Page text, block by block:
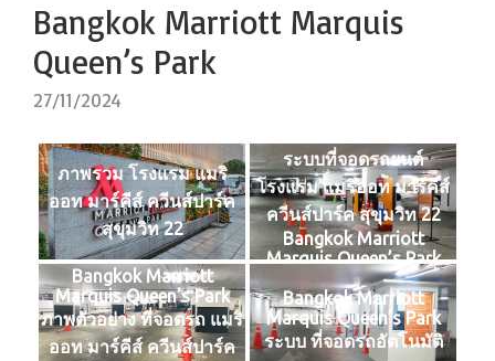
Bangkok Marriott Marquis
Queen’s Park
27/11/2024
ภาพรวม โรงแรม แมริ
ออท มาร์คีส์ ควีนส์ปาร์ค
สุขุมวิท 22
ระบบที่จอดรถยนต์
โรงแรม แมริออท มาร์คีส์
ควีนส์ปาร์ค สุขุมวิท 22
Bangkok Marriott
Marquis Queen’s Park
Sukhumvit 22
Bangkok Marriott
Marquis Queen’s Park
ภาพตัวอย่าง ที่จอดรถ แมริ
ออท มาร์คีส์ ควีนส์ปาร์ค
Bangkok Marriott
Marquis Queen’s Park
ระบบ ที่จอดรถอัตโนมัติ